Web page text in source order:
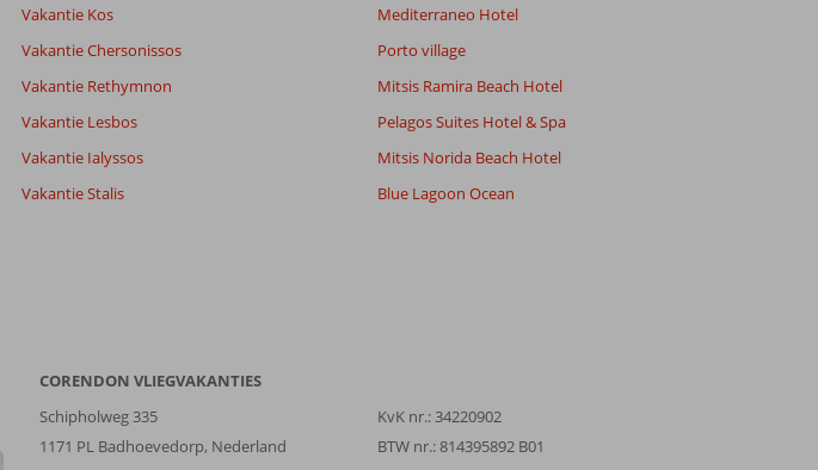
Sorteren op
Vakantie Kos
Vakantie Chersonissos
Vakantie Rethymnon
Vakantie Lesbos
Vakantie Ialyssos
Vakantie Stalis
Mediterraneo Hotel
Porto village
Mitsis Ramira Beach Hotel
Pelagos Suites Hotel & Spa
Mitsis Norida Beach Hotel
Blue Lagoon Ocean
CORENDON VLIEGVAKANTIES
Schipholweg 335
1171 PL Badhoevedorp, Nederland
KvK nr.: 34220902
BTW nr.: 814395892 B01